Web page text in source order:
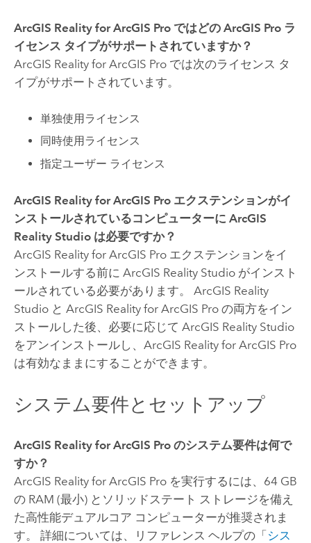
ArcGIS Reality for ArcGIS Proではどの ArcGIS Proラ
イセンス タイプがサポートされていますか？
ArcGIS Reality for ArcGIS Proでは次のライセンス タ
イプがサポートされています。
単独使用ライセンス
同時使用ライセンス
指定ユーザー ライセンス
ArcGIS Reality for ArcGIS Proエクステンションがイ
ンストールされているコンピューターに ArcGIS
Reality Studioは必要ですか？
ArcGIS Reality for ArcGIS Proエクステンションをイ
ンストールする前に ArcGIS Reality Studioがインスト
ールされている必要があります。 ArcGIS Reality
Studioと ArcGIS Reality for ArcGIS Proの両方をイン
ストールした後、必要に応じて ArcGIS Reality Studio
をアンインストールし、 ArcGIS Reality for ArcGIS Pro
は有効なままにすることができます。
システム要件とセットアップ
ArcGIS Reality for ArcGIS Proのシステム要件は何で
すか？
ArcGIS Reality for ArcGIS Proを実行するには、64 GB
の RAM (最小) とソリッドステート ストレージを備え
た高性能デュアルコア コンピューターが推奨されま
す。 詳細については、リファレンス ヘルプの「シス